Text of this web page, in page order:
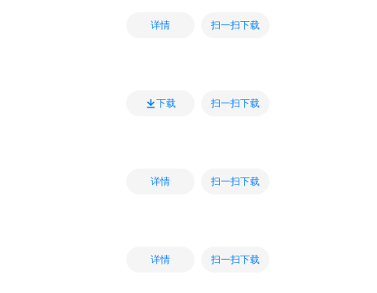
详情 扫一扫下载
下载 扫一扫下载
详情 扫一扫下载
详情 扫一扫下载